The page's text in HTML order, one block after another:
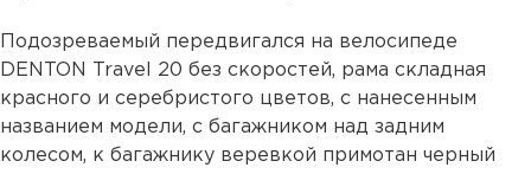
Подозреваемый передвигался на велосипеде
DENTON Travel 20 без скоростей, рама складная
красного и серебристого цветов, с нанесенным
названием модели, с багажником над задним
колесом, к багажнику веревкой примотан черный